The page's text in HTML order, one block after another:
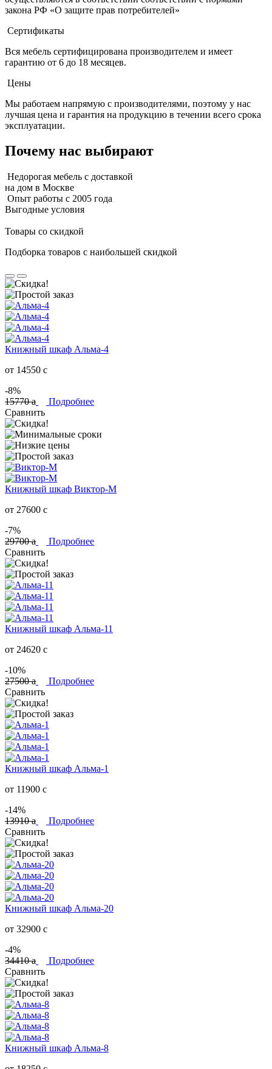
закона РФ «О защите прав потребителей»
Сертификаты
Вся мебель сертифицирована производителем и имеет
гарантию от 6 до 18 месяцев.
Цены
Мы работаем напрямую с производителями, поэтому у нас
лучшая цена и гарантия на продукцию в течении всего срока
эксплуатации.
Почему нас выбирают
Недорогая мебель с доставкой
на дом в Москве
Опыт работы с 2005 года
Выгодные условия
Товары со скидкой
Подборка товаров с наибольшей скидкой
Книжный шкаф Альма-4
от 14550 c
-8%
15770a
Подробнее
Сравнить
Книжный шкаф Виктор-М
от 27600 c
-7%
29700a
Подробнее
Сравнить
Книжный шкаф Альма-11
от 24620 c
-10%
27500a
Подробнее
Сравнить
Книжный шкаф Альма-1
от 11900 c
-14%
13910a
Подробнее
Сравнить
Книжный шкаф Альма-20
от 32900 c
-4%
34410a
Подробнее
Сравнить
Книжный шкаф Альма-8